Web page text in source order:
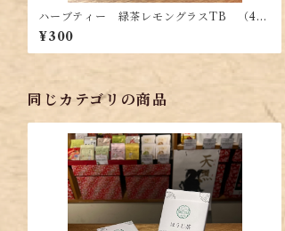
ハーブティー 緑茶レモングラスTB （4g
（2g×2P））
¥300
同じカテゴリの商品